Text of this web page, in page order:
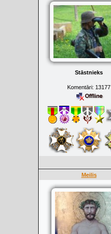
Stāstnieks
Komentāri: 13177
Meilis